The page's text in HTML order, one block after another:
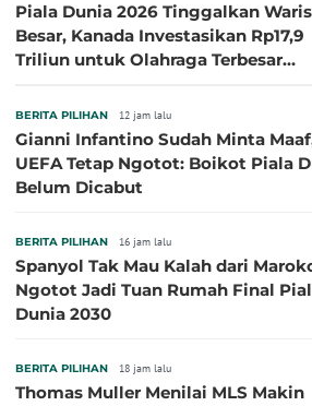
Piala Dunia 2026 Tinggalkan
Besar, Kanada Investasikan Rp17,9
Triliun untuk Olahraga Terbesar
BERITA PILIHAN 12 jam lalu
Gianni Infantino Sudah Minta
UEFA Tetap Ngotot: Boikot Piala
Belum Dicabut
BERITA PILIHAN 16 jam lalu
Spanyol Tak Mau Kalah dari
Ngotot Jadi Tuan Rumah Final
Dunia 2030
BERITA PILIHAN 18 jam lalu
Thomas Muller Menilai MLS Makin